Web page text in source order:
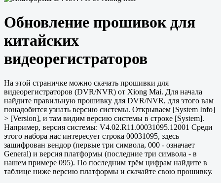
Обновление прошивок для
китайских
видеорегистраторов
На этой страничке можно скачать прошивки для
видеорегистраторов (DVR/NVR) от Xiong Mai. Для начала
найдите правильную прошивку для DVR/NVR, для этого вам
понадобится узнать версию системы. Открываем [System Info]
> [Version], и там видим версию системы в строке [System].
Например, версия системы: V4.02.R11.00031095.12001 Среди
этого набора нас интересует строка 00031095, здесь
зашифрован вендор (первые три символа, 000 - означает
General) и версия платформы (последние три символа - в
нашем примере 095). По последним трём цифрам найдите в
таблице ниже версию платформы и скачайте свою прошивку.